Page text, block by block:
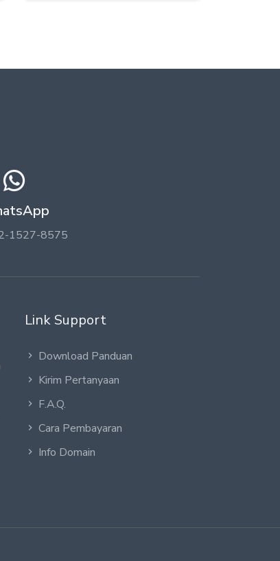
1527-8575
Link Support
Download Panduan
Kirim Pertanyaan
F.A.Q.
Cara Pembayaran
Info Domain